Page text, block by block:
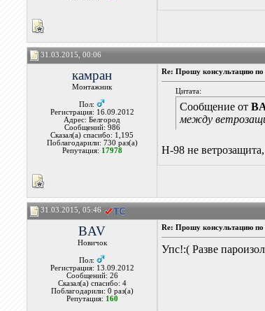
31.03.2015, 00:06
камран
Монтажник
Пол:
Регистрация: 16.09.2012
Адрес: Белгород
Сообщений: 986
Сказал(а) спасибо: 1,195
Поблагодарили: 730 раз(а)
Репутация: 17978
Re: Прошу консультацию по
Цитата:
Сообщение от
между
Н-98 не
31.03.2015, 05:46
BAV
Новичок
Пол:
Регистрация: 13.09.2012
Сообщений: 26
Сказал(а) спасибо: 4
Поблагодарили: 0 раз(а)
Репутация: 160
Re: Прошу консультацию по
Упс!:( Разве